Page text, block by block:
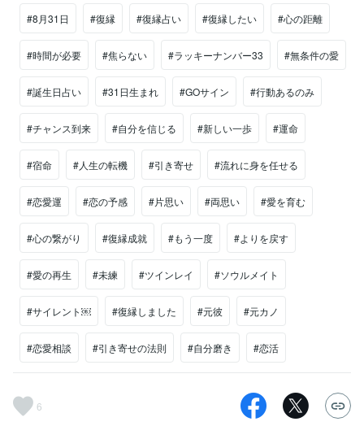
#8月31日 #復縁 #復縁占い #復縁したい #心の距離
#時間が必要 #焦らない #ラッキーナンバー33 #無条件の愛
#誕生日占い #31日生まれ #GOサイン #行動あるのみ
#チャンス到来 #自分を信じる #新しい一歩 #運命
#宿命 #人生の転機 #引き寄せ #流れに身を任せる
#恋愛運 #恋の予感 #片思い #両思い #愛を育む
#心の繋がり #復縁成就 #もう一度 #よりを戻す
#愛の再生 #未練 #ツインレイ #ソウルメイト
#サイレント￼ #復縁しました #元彼 #元カノ
#恋愛相談 #引き寄せの法則 #自分磨き #恋活
6